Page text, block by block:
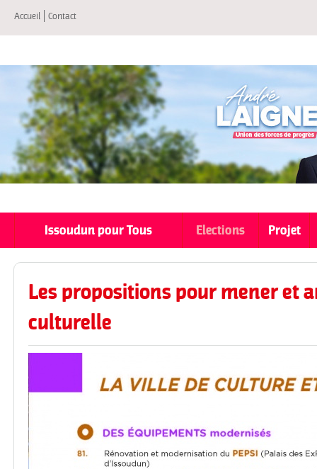
Accueil Contact
Issoudun pour Tous Elections Projet
Les propositions pour mener et
culturelle